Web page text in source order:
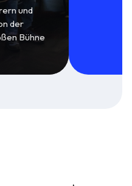
und
der
Bühne